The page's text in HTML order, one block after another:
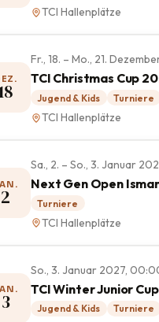
TCI Hallenplätze
Fr., 18. – Mo., 21.
TCI Christmas Cup
Jugend & Kids Turniere
TCI Hallenplätze
2
Sa., 2. – So., 3. Januar
Next Gen Open
Turniere
TCI Hallenplätze
3
So., 3. Januar 2027,
TCI Winter Junior
Jugend & Kids Turniere